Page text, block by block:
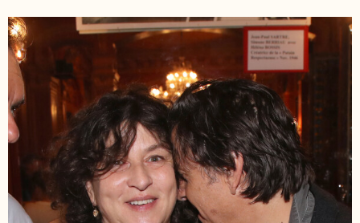
Paolo Mattei saluent le
public - Générale de la
Pièce " Vidéo Club " au
Théâtre Antoine à
Paris. Le 27 Septembre
2023. © Bertrand
Rindoff / Bestimage
Paolo Mattei saluent le
public - Générale de la
Pièce " Vidéo Club " au
Théâtre Antoine à
Paris. Le 27 Septembre
2023. © Bertrand
Rindoff / Bestimage